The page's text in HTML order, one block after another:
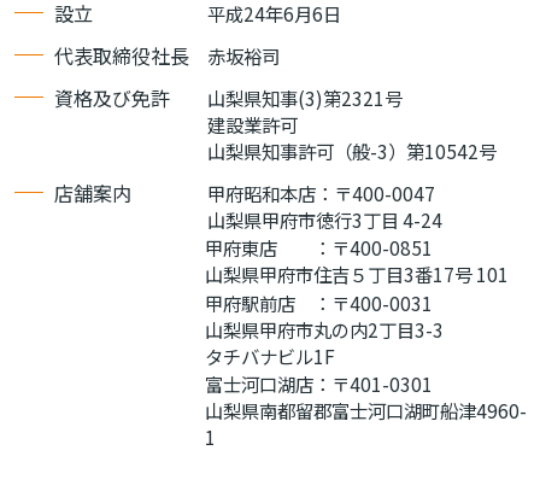
設立 平成24年6月6日
代表取締役社長 赤坂裕司
資格及び免許
山梨県知事(3)第2321号
建設業許可
山梨県知事許可（般-3）第10542号
店舗案内
甲府昭和本店：〒400-0047
山梨県甲府市徳行3丁目 4-24
甲府東店 ：〒400-0851
山梨県甲府市住吉５丁目3番17号 101
甲府駅前店 ：〒400-0031
山梨県甲府市丸の内2丁目3-3
タチバナビル1F
富士河口湖店：〒401-0301
山梨県南都留郡富士河口湖町船津4960-
1